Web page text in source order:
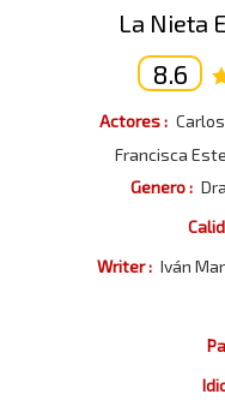
La Nieta
8.6
Actores :
Francisca
Genero :
Writer : Iván